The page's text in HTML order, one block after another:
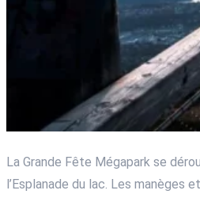
La Grande Fête Mégapark se
l’Esplanade du lac. Les manèges